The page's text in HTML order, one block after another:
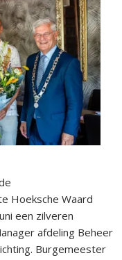
Hoeksche Waard
een zilveren
afdeling Beheer
Burgemeester